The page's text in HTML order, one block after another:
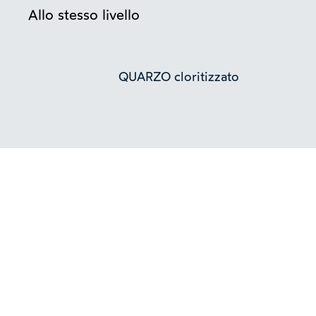
Allo stesso livello
QUARZO cloritizzato